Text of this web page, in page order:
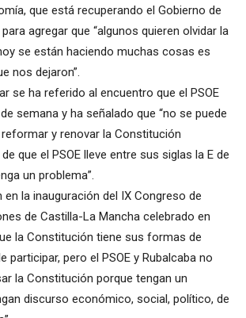
que está recuperando el Gobierno de
agregar que “algunos quieren olvidar la
se están haciendo muchas cosas es
nos dejaron”.
se ha referido al encuentro que el PSOE
semana y ha señalado que “no se puede
y renovar la Constitución
que el PSOE lleve entre sus siglas la E de
un problema”.
en la inauguración del IX Congreso de
de Castilla-La Mancha celebrado en
la Constitución tiene sus formas de
participar, pero el PSOE y Rubalcaba no
la Constitución porque tengan un
discurso económico, social, político, de